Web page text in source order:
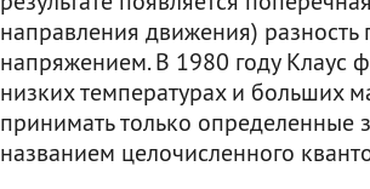
направления движения)
напряжением. В 1980 году Клаус
низких температурах и больших
принимать только определенные
названием целочисленного